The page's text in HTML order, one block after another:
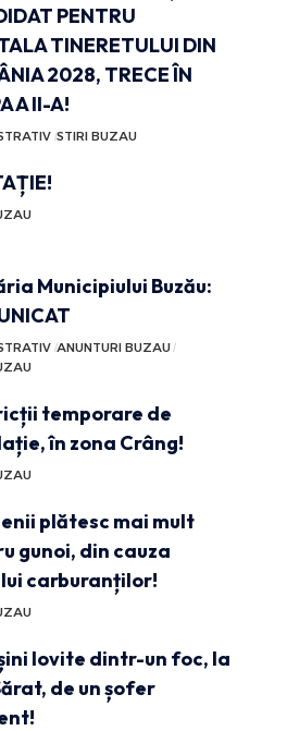
PENTRU
TINERETULUI DIN
2028, TRECE ÎN
A II-A!
STIRI BUZAU
Municipiului Buzău:
ANUNTURI BUZAU
temporare de
în zona Crâng!
plătesc mai mult
gunoi, din cauza
carburanților!
lovite dintr-un foc, la
de un șofer